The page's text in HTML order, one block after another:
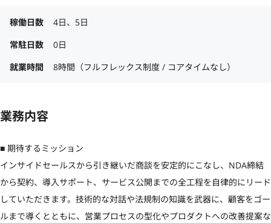
稼働日数
4日、5日
常駐日数
0日
就業時間
8時間（フルフレックス制度 / コアタイムなし）
業務内容
■ 期待するミッション
インサイドセールスから引き継いだ商談を安定的にこなし、NDA締結
から契約、導入サポート、サービス公開までの全工程を自律的にリード
していただきます。技術的な対話や法規制の知識を武器に、顧客をゴー
ルまで導くとともに、営業プロセスの型化やプロダクトへの改善提案な